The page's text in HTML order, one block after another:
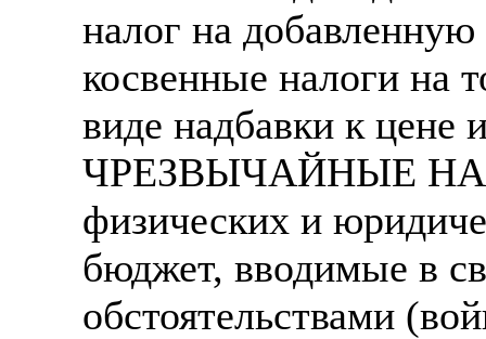
# трудоустройство за
налог на
косвенные налоги на
виде надбавки к цене
ЧРЕЗВЫЧАЙНЫЕ
физических и
бюджет, вводимые в
обстоятельствами